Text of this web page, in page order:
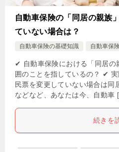
自動車保険の「同居の親族
ていない場合は？
自動車保険の基礎知識 自動車保
✔ 自動車保険における「同居の
囲のことを指しているの？ ✔
民票を変更していない場合は同
などなど、あなたは今、自動
続きを